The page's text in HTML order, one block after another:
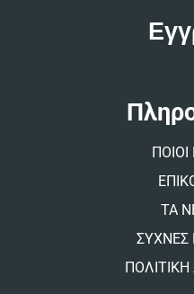
ΤΑ
ΣΥΧΝΕΣ